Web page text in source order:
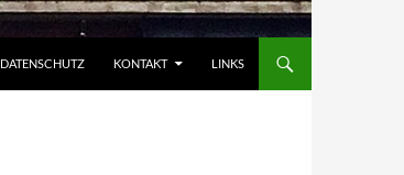
DATENSCHUTZ KONTAKT LINKS